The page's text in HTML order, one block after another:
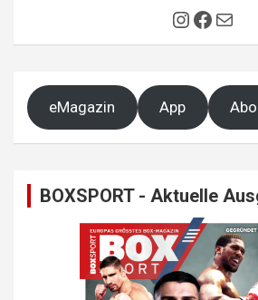
Instagram
E-Mail
eMagazin App Abo
BOXSPORT - Aktuelle